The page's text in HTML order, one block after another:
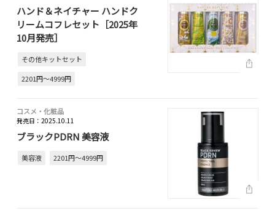
ハンド＆ネイチャー ハンドク
リームコフレセット［2025年
10月発売］
その他キットセット
2201円～4999円
コスメ・化粧品
発売日：2025.10.11
ブラックPDRN 美容液
美容液 2201円～4999円